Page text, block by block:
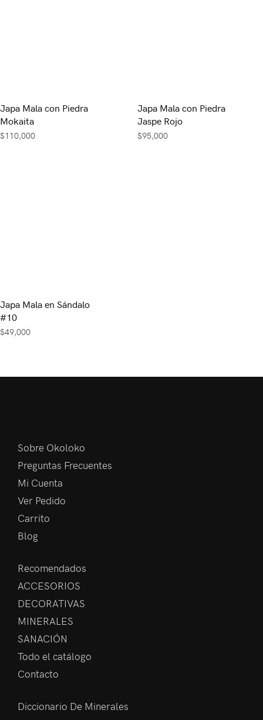
Japa Mala con Piedra
Mokaita
$110,000
Japa Mala con Piedra
Jaspe Rojo
$95,000
Japa Mala en Sándalo
#10
$49,000
Sobre Okoloko
Preguntas Frecuentes
Mi Cuenta
Ver Pedido
Carrito
Blog
Recomendados
ACCESORIOS
DECORATIVAS
MINERALES
SANACIÓN
Todo el catálogo
Contacto
Diccionario De Minerales